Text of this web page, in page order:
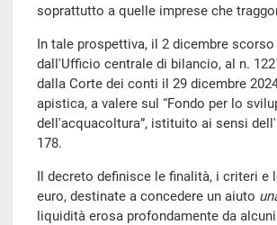
soprattutto a quelle imprese che
In tale prospettiva, il 2 dicembre
dall'Ufficio centrale di bilancio, al n.
dalla Corte dei conti il 29 dicembre
apistica, a valere sul “Fondo per lo
dell'acquacoltura”, istituito ai sensi
178.
Il decreto definisce le finalità, i criteri e
euro, destinate a concedere un aiuto
liquidità erosa profondamente da